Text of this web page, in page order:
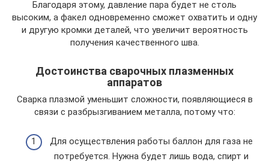
Благодаря этому, давление пара будет не столь
высоким, а факел одновременно сможет охватить и одну
и другую кромки деталей, что увеличит вероятность
получения качественного шва.
Достоинства сварочных плазменных
аппаратов
Сварка плазмой уменьшит сложности, появляющиеся в
связи с разбрызгиванием металла, потому что:
Для осуществления работы баллон для газа не
потребуется. Нужна будет лишь вода, спирт и